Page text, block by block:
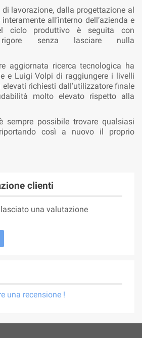
lavorazione, dalla progettazione al
all’interno dell’azienda e
ciclo produttivo è seguita con
senza lasciare nulla
aggiornata ricerca tecnologica ha
e Luigi Volpi di raggiungere i livelli
richiesti dall’utilizzatore finale
molto elevato rispetto alla
sempre possibile trovare qualsiasi
così a nuovo il proprio
clienti
una valutazione
una recensione !